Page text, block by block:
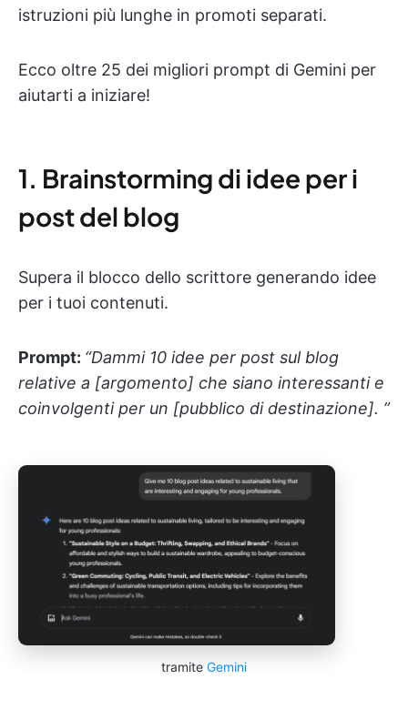
istruzioni più lunghe in promoti separati.
Ecco oltre 25 dei migliori prompt di Gemini per
aiutarti a iniziare!
1. Brainstorming di idee per i
post del blog
Supera il blocco dello scrittore generando idee
per i tuoi contenuti.
Prompt: “Dammi 10 idee per post sul blog
relative a [argomento] che siano interessanti e
coinvolgenti per un [pubblico di destinazione]. ”
tramite Gemini